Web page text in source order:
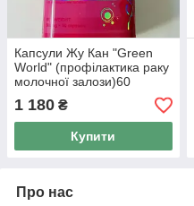
Капсули Жу Кан "Green
World" (профілактика раку
молочної залози)60
капсул по 500 мг
1 180 ₴
Купити
Про нас